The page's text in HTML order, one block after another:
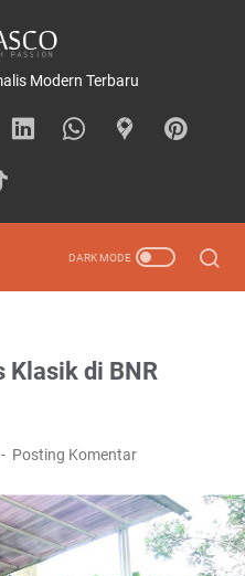
Modern Terbaru
Klasik di BNR
Posting Komentar